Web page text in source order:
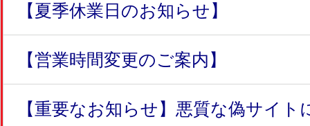
【夏季休業日のお知らせ】
【営業時間変更のご案内】
【重要なお知らせ】悪質な偽サイト